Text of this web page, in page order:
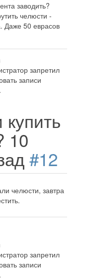
заводить?
челюсти -
Даже 50 еврасов
запретил
записи
10
#12
челюсти, завтра
запретил
записи